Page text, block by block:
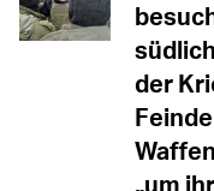
der
„um